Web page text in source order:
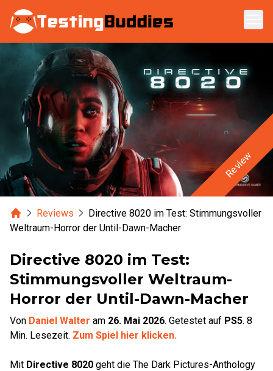
Zum Hauptinhalt springen
Review
HomeReviews
Directive 8020 im Test: Stimmungsvoller
Weltraum-Horror der Until-Dawn-Macher
Directive 8020 im Test:
Stimmungsvoller Weltraum-
Horror der Until-Dawn-Macher
Von Daniel Walter am 26. Mai 2026. Getestet auf PS5. 8
Min. Lesezeit. Zum Spiel hier klicken.
Mit Directive 8020 geht die The Dark Pictures-Anthology